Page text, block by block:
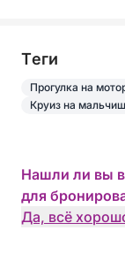
Tеги
Прогулка на
Круиз на
Нашли ли вы
для
Да, всё